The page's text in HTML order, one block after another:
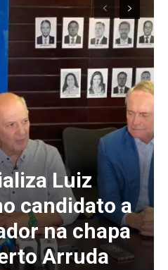
Luiz
candidato a
na chapa
Arruda